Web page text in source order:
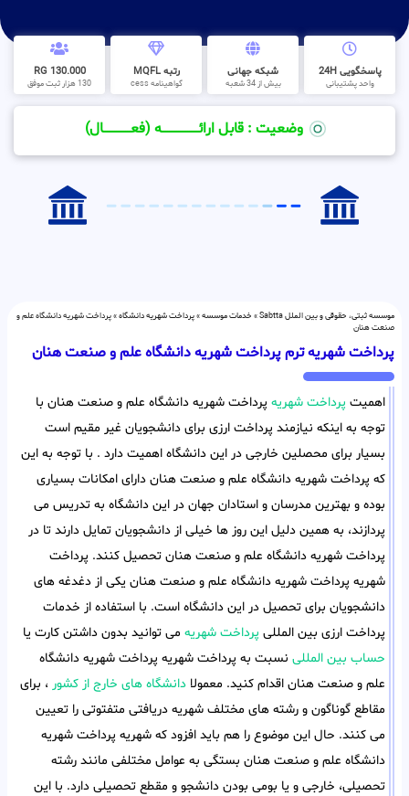
پاسخگویی 24H
واحد پشتیبانی
شبکه جهانی
بیش از 34 شعبه
رتبه MQFL
گواهینامه cess
130.000 RG
130 هزار ثبت موفق
وضعیت : قابل ارائــــــــــــــــــــه (فعـــــــــــــــال)
موسسه ثبتی، حقوقی و بین الملل Sabtta » خدمات موسسه»پرداخت شهریه دانشگاه»پرداخت شهریه دانشگاه علم و
صنعت هنان
پرداخت شهریه ترم پرداخت شهریه دانشگاه علم و صنعت هنان
اهمیت پرداخت شهریه پرداخت شهریه دانشگاه علم و صنعت هنان با
توجه به اینکه نیازمند پرداخت ارزی برای دانشجویان غیر مقیم است
بسیار برای محصلین خارجی در این دانشگاه اهمیت دارد . با توجه به این
که پرداخت شهریه دانشگاه علم و صنعت هنان دارای امکانات بسیاری
بوده و بهترین مدرسان و استادان جهان در این دانشگاه به تدریس می
پردازند، به همین دلیل این روز ها خیلی از دانشجویان تمایل دارند تا در
پرداخت شهریه دانشگاه علم و صنعت هنان تحصیل کنند. پرداخت
شهریه پرداخت شهریه دانشگاه علم و صنعت هنان یکی از دغدغه های
دانشجویان برای تحصیل در این دانشگاه است. با استفاده از خدمات
پرداخت ارزی بین المللی پرداخت شهریه می توانید بدون داشتن کارت یا
حساب بین المللی نسبت به پرداخت شهریه پرداخت شهریه دانشگاه
علم و صنعت هنان اقدام کنید. معمولا دانشگاه های خارج از کشور ، برای
مقاطع گوناگون و رشته های مختلف شهریه دریافتی متفتوتی را تعیین
می کنند. حال این موضوع را هم باید افزود که شهریه پرداخت شهریه
دانشگاه علم و صنعت هنان بستگی به عوامل مختلفی مانند رشته
تحصیلی، خارجی و یا بومی بودن دانشجو و مقطع تحصیلی دارد. با این